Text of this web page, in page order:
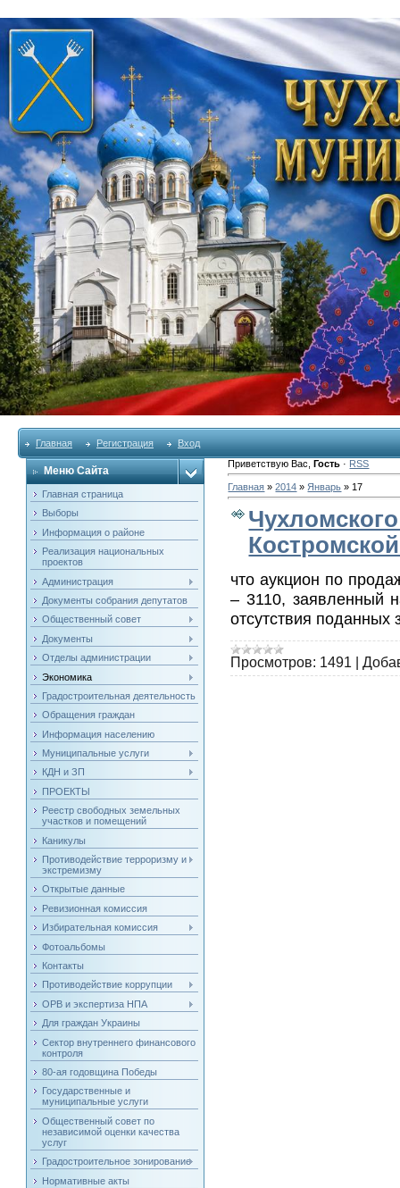
Главная Регистрация Вход
Меню Сайта
Главная страница
Выборы
Информация о районе
Реализация национальных
проектов
Администрация
Документы собрания депутатов
Общественный совет
Документы
Отделы администрации
Экономика
Градостроительная деятельность
Обращения граждан
Информация населению
Муниципальные услуги
КДН и ЗП
ПРОЕКТЫ
Реестр свободных земельных
участков и помещений
Каникулы
Противодействие терроризму и
экстремизму
Открытые данные
Ревизионная комиссия
Избирательная комиссия
Фотоальбомы
Контакты
Противодействие коррупции
ОРВ и экспертиза НПА
Для граждан Украины
Сектор внутреннего финансового
контроля
80-ая годовщина Победы
Государственные и
муниципальные услуги
Общественный совет по
независимой оценки качества
услуг
Градостроительное зонирование
Нормативные акты
Приветствую Вас ,Гость · RSS
Главная »2014 » Январь » 17
что аукцион по
– 3110, заявленный
отсутствия поданных
Просмотров: 1491 |